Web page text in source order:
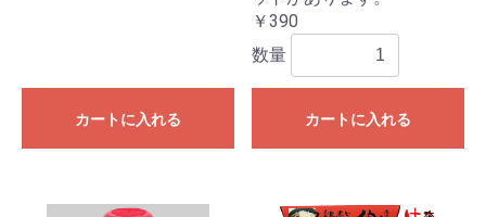
カートに入れる
￥390
数量
カートに入れる